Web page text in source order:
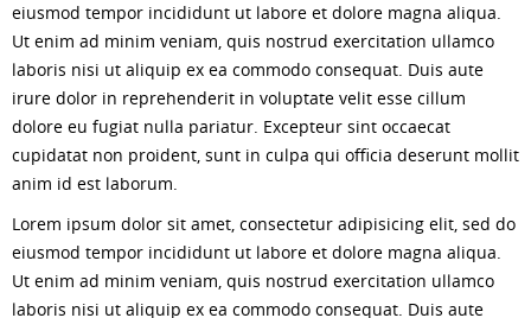
eiusmod tempor incididunt ut labore et dolore magna aliqua.
Ut enim ad minim veniam, quis nostrud exercitation ullamco
laboris nisi ut aliquip ex ea commodo consequat. Duis aute
irure dolor in reprehenderit in voluptate velit esse cillum
dolore eu fugiat nulla pariatur. Excepteur sint occaecat
cupidatat non proident, sunt in culpa qui officia deserunt mollit
anim id est laborum.
Lorem ipsum dolor sit amet, consectetur adipisicing elit, sed do
eiusmod tempor incididunt ut labore et dolore magna aliqua.
Ut enim ad minim veniam, quis nostrud exercitation ullamco
laboris nisi ut aliquip ex ea commodo consequat. Duis aute